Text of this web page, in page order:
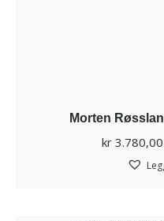
Morten
kr 3.780,00